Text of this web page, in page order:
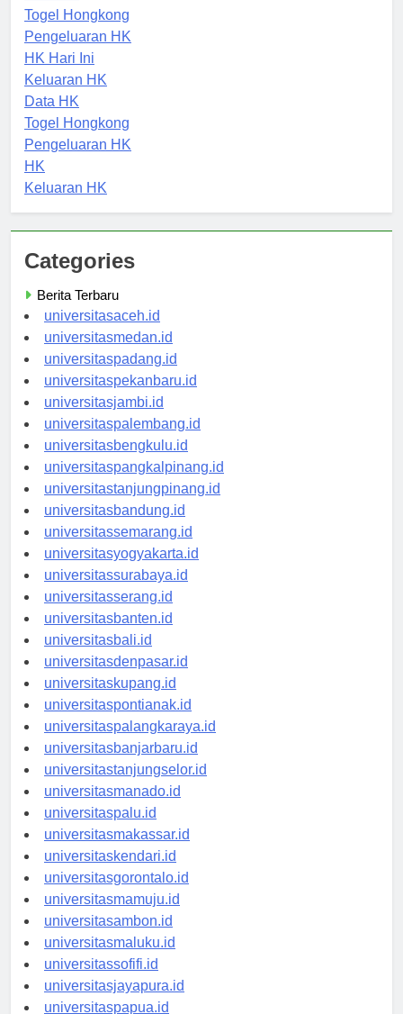
Data HK
Togel Hongkong
Pengeluaran HK
HK Hari Ini
Keluaran HK
Data HK
Togel Hongkong
Pengeluaran HK
HK
Categories
Berita Terbaru
universitasaceh.id
universitasmedan.id
universitaspadang.id
universitaspekanbaru.id
universitasjambi.id
universitaspalembang.id
universitasbengkulu.id
universitaspangkalpinang.id
universitastanjungpinang.id
universitasbandung.id
universitassemarang.id
universitasyogyakarta.id
universitassurabaya.id
universitasserang.id
universitasbanten.id
universitasbali.id
universitasdenpasar.id
universitaskupang.id
universitaspontianak.id
universitaspalangkaraya.id
universitasbanjarbaru.id
universitastanjungselor.id
universitasmanado.id
universitaspalu.id
universitasmakassar.id
universitaskendari.id
universitasgorontalo.id
universitasmamuju.id
universitasambon.id
universitasmaluku.id
universitassofifi.id
universitasjayapura.id